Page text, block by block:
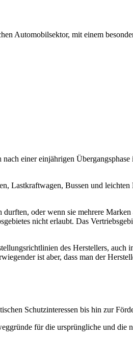
Automobilsektor, mit einem
einer einjährigen
Lastkraftwagen, Bussen und
oder wenn sie mehrere
nicht erlaubt. Das
des Herstellers,
ist aber, dass man der
Schutzinteressen bis hin zur
für die ursprüngliche und die